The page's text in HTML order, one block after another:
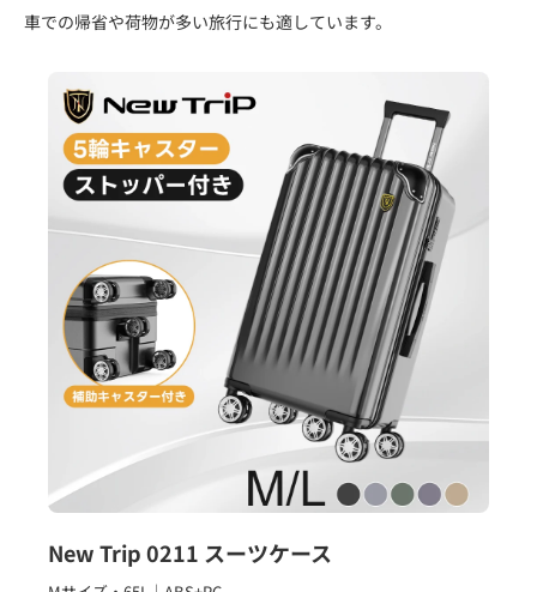
車での帰省や荷物が多い旅行にも適しています。
New Trip 0211 スーツケース